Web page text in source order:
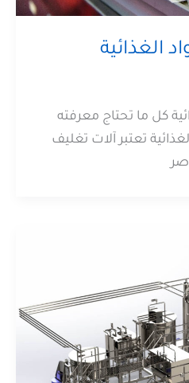
الغذائية
كل ما تحتاج معرفته
تعتبر آلات تغليف